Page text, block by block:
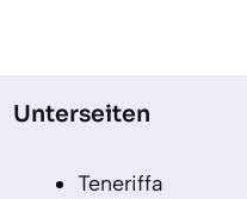
Unterseiten
Teneriffa